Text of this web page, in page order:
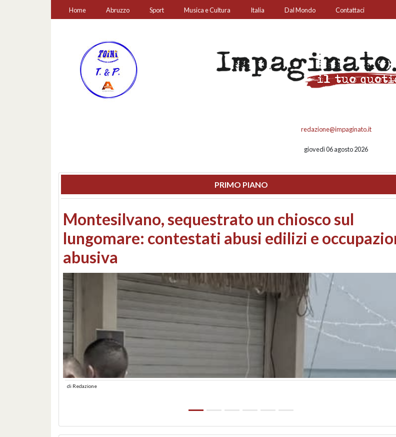
Home Abruzzo Sport Musica e Cultura Italia Dal Mondo Contattaci
redazione@impaginato.it
giovedì 06 agosto 2026
PRIMO PIANO
Consiglio regionale: confronto su call center,
Consorzi di bonifica e danni da maltempo
Redazione